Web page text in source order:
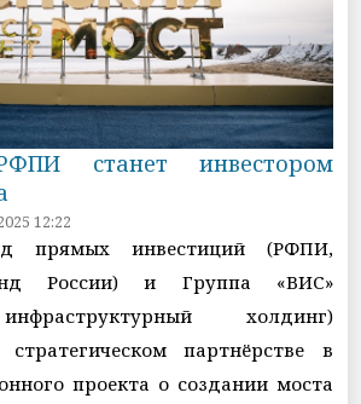
станет инвестором
12:22
прямых инвестиций (РФПИ,
России) и Группа «ВИС»
холдинг)
партнёрстве в
проекта о создании моста